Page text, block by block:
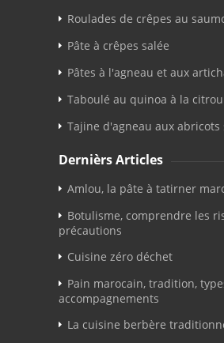
Roulades de crêpes au
Pâte à crêpes salée
Pâtes à l'agneau et aux
Taboulé au quinoa à la
Tajine d'agneau aux abricots
Dernièrs Articles
Amlou, la pâte à tatirner
Botulisme, comprendre les
précautions
Cuisine zéro déchet
Pain marocain, tradition,
accompagnements
La cuisine berbère